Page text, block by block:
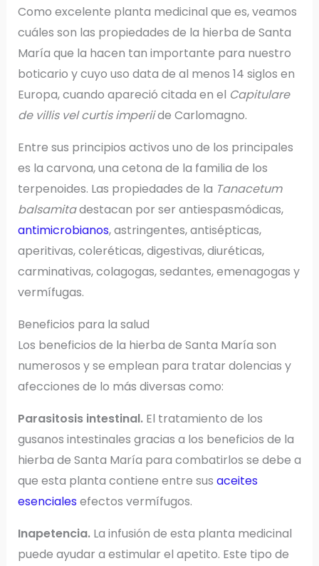
Como excelente planta medicinal que es, veamos
cuáles son las propiedades de la hierba de Santa
María que la hacen tan importante para nuestro
boticario y cuyo uso data de al menos 14 siglos en
Europa, cuando apareció citada en el Capitulare
de villis vel curtis imperiide Carlomagno.
Entre sus principios activos uno de los principales
es la carvona, una cetona de la familia de los
terpenoides. Las propiedades de la Tanacetum
balsamitadestacan por ser antiespasmódicas,
antimicrobianos, astringentes, antisépticas,
aperitivas, coleréticas, digestivas, diuréticas,
carminativas, colagogas, sedantes, emenagogas y
vermífugas.
Beneficios para la salud
Los beneficios de la hierba de Santa María son
numerosos y se emplean para tratar dolencias y
afecciones de lo más diversas como:
Parasitosis intestinal.El tratamiento de los
gusanos intestinales gracias a los beneficios de la
hierba de Santa María para combatirlos se debe a
que esta planta contiene entre sus aceites
esencialesefectos vermífugos.
Inapetencia.La infusión de esta planta medicinal
puede ayudar a estimular el apetito. Este tipo de